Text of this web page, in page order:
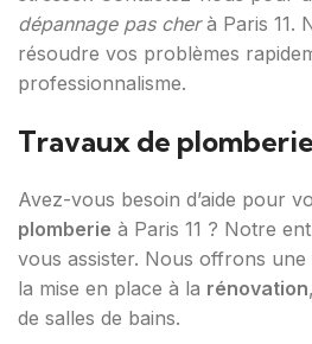
dépannage pas cherà Paris 11.
résoudre vos problèmes
professionnalisme.
Travaux de plomberie
Avez-vous besoin d’aide pour
plomberie à Paris 11 ? Notre
vous assister. Nous offrons une
la mise en place à la rénovation
de salles de bains.